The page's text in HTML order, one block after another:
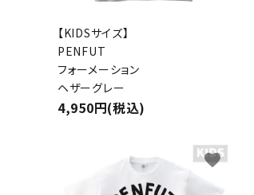
【KIDSサイズ】
PENFUT
フォーメーション
ヘザーグレー
4,950円(税込)
favorite